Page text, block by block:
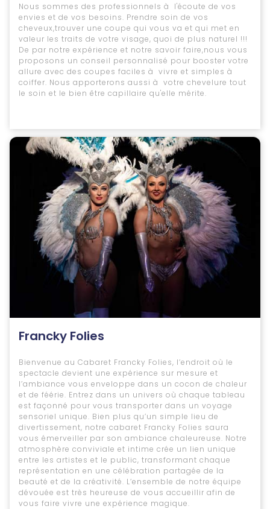
Nous sommes des professionnels à l'écoute de vos
envies et de vos besoins. Prendre soin de vos
cheveux,trouver une coupe qui vous va et qui met en
valeur les traits de votre visage, quoi de plus naturel !!!
De par notre expérience et notre savoir faire,nous vous
proposons un conseil personnalisé pour booster votre
allure avec des coupes faciles à vivre et simples à
coiffer. Nous apporterons aussi à votre chevelure tout
le soin et le bien être capillaire qu'elle mérite.
Francky Folies
Bienvenue au Cabaret Francky Folies, l’endroit où le
spectacle devient une expérience sur mesure et
l’ambiance vous enveloppe dans un cocon de chaleur
et de féérie. Entrez dans un univers où chaque tableau
est façonné pour vous transporter dans un voyage
sensoriel unique. Bien plus qu’un simple lieu de
divertissement, notre cabaret Francky Folies saura
vous émerveiller par son ambiance chaleureuse. Notre
atmosphère conviviale et intime crée un lien unique
entre les artistes et le public, transformant chaque
représentation en une célébration partagée de la
beauté et de la créativité. L’ensemble de notre équipe
dévouée est très heureuse de vous accueillir afin de
vous faire vivre une expérience magique.